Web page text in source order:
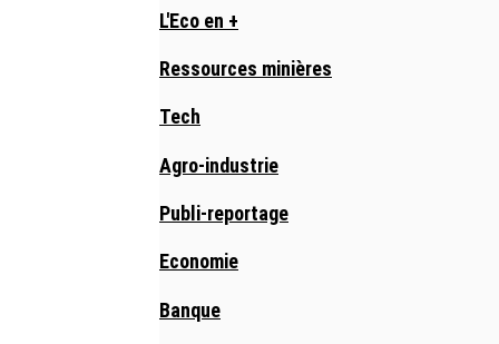
L'Eco en +
Ressources minières
Tech
Agro-industrie
Publi-reportage
Economie
Banque